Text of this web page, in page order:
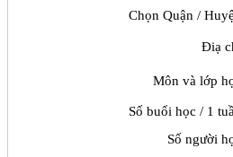
Chọn Quận /
Điạ
Môn và lớp
Số buổi học / 1
Số người